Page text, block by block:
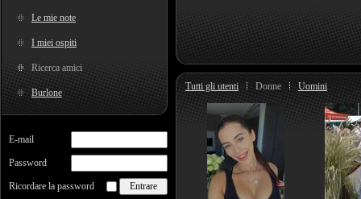
Le mie note
I miei ospiti
Ricerca amici
Burlone
E-mail
Password
Ricordare la password
Tutti gli utenti Donne Uomini